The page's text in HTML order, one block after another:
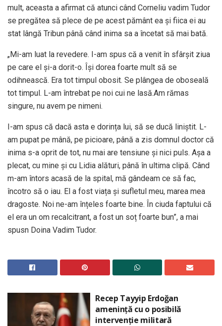
mult, aceasta a afirmat că atunci când Corneliu vadim Tudor
se pregătea să plece de pe acest pământ ea și fiica ei au
stat lângă Tribun până când inima sa a încetat să mai bată.
„Mi-am luat la revedere. I-am spus că a venit în sfârșit ziua
pe care el și-a dorit-o. Își dorea foarte mult să se
odihnească. Era tot timpul obosit. Se plângea de oboseală
tot timpul. L-am întrebat pe noi cui ne lasă.Am rămas
singure, nu avem pe nimeni.
I-am spus că dacă asta e dorința lui, să se ducă liniștit. L-
am pupat pe mână, pe picioare, până a zis domnul doctor că
inima s-a oprit de tot, nu mai are tensiune și nici puls. Așa a
plecat, cu mine și cu Lidia alături, până în ultima clipă. Când
m-am întors acasă de la spital, mă gândeam ce să fac,
încotro să o iau. El a fost viața și sufletul meu, marea mea
dragoste. Noi ne-am înțeles foarte bine. În ciuda faptului că
el era un om recalcitrant, a fost un soț foarte bun”, a mai
spusn Doina Vadim Tudor.
Recep Tayyip Erdoğan
amenință cu o posibilă
intervenție militară